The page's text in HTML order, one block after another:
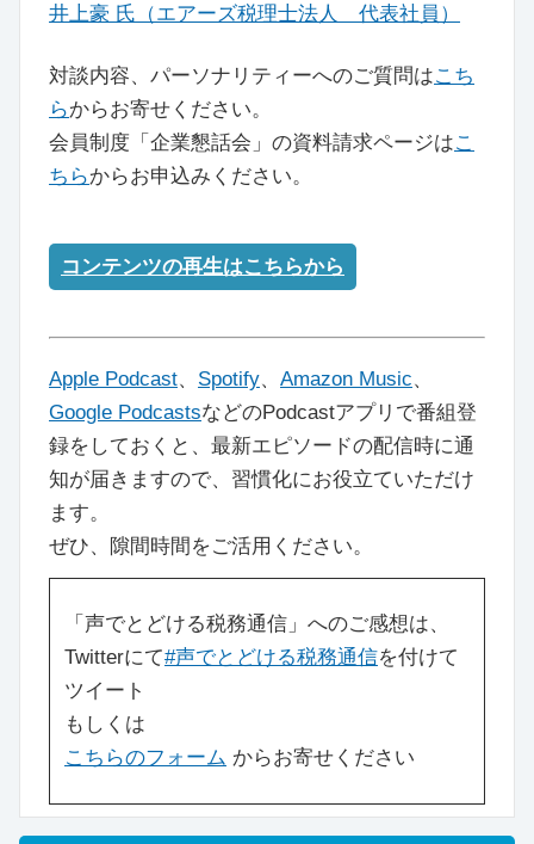
井上豪 氏（エアーズ税理士法人 代表社員）
対談内容、パーソナリティーへのご質問はこち
らからお寄せください。
会員制度「企業懇話会」の資料請求ページはこ
ちらからお申込みください。
コンテンツの再生はこちらから
Apple Podcast、 Spotify、 Amazon Music、
Google PodcastsなどのPodcastアプリで番組登
録をしておくと、最新エピソードの配信時に通
知が届きますので、習慣化にお役立ていただけ
ます。
ぜひ、隙間時間をご活用ください。
「声でとどける税務通信」へのご感想は、
Twitterにて#声でとどける税務通信を付けて
ツイート
もしくは
こちらのフォーム からお寄せください